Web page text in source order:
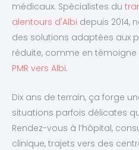
médicaux. Spécialistes du
alentours d'Albi depuis 2014,
des solutions adaptées aux
réduite, comme en témoigne
PMR vers Albi.
Dix ans de terrain, ça forge
situations parfois délicates
Rendez-vous à l’hôpital,
clinique, trajets vers des